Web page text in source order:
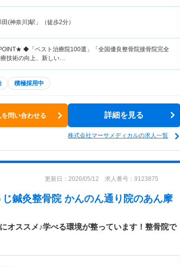
(神奈川)駅」（徒歩2分）
◆「ベスト治療院100選」「全国優良整骨院接骨院完全
技術の向上、新しい…
積極採用中
問い合わせる 詳細を見る
株式会社マーサメディカルの求人一覧
更新日：2026/05/12 求人番号：9123875
鍼灸整骨院 かんのん通り院のあん摩
オススメ♪学べる環境が整っています！整骨院で